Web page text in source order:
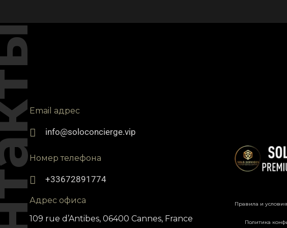
Email адрес
info@soloconcierge.vip
Номер телефона
+33672891774
Адрес офиса
109 rue d’Antibes, 06400 Cannes, France
Правила и условия
Политика